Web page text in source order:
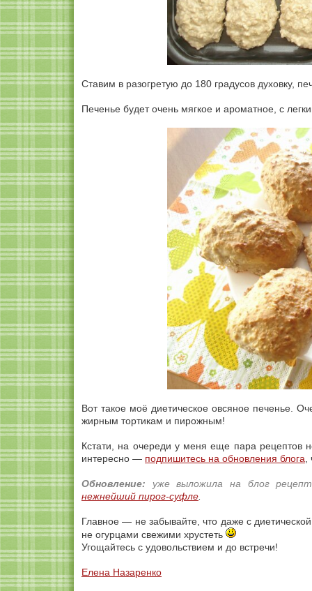
Ставим в разогретую до 180 градусов духовку,
Печенье будет очень мягкое и ароматное, с
Вот такое моё диетическое овсяное печенье.
жирным тортикам и пирожным!
Кстати, на очереди у меня еще пара рецептов
интересно — подпишитесь на обновления блога,
Обновление: уже выложила на блог рецепт
нежнейший пирог-суфле.
Главное — не забывайте, что даже с
не огурцами свежими хрустеть
Угощайтесь с удовольствием и до встречи!
Елена Назаренко